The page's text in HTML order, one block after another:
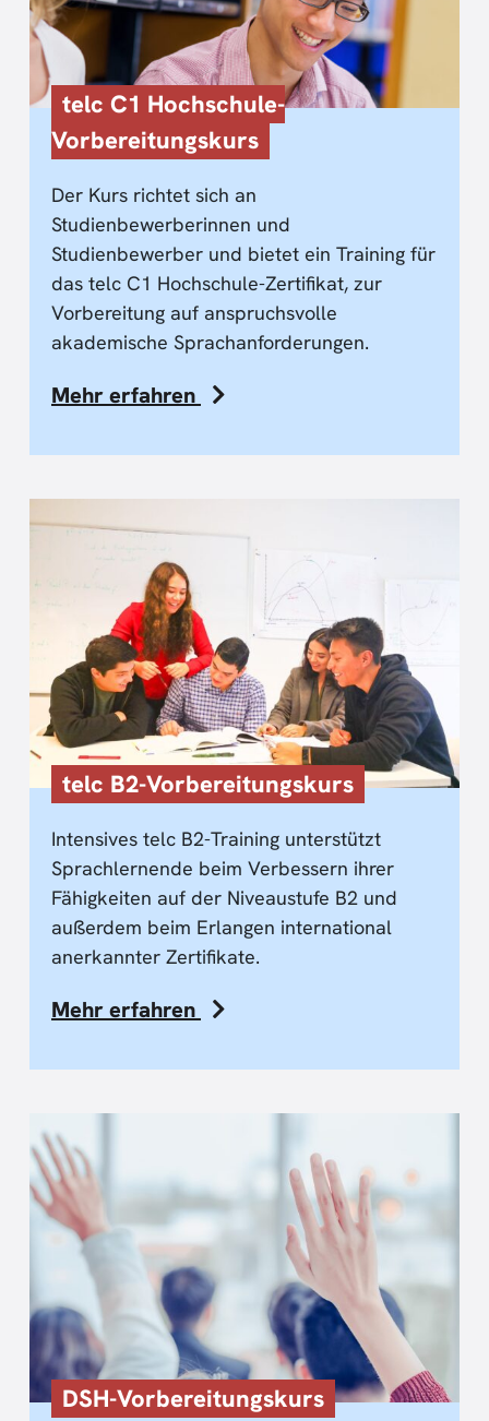
telc C1 Hochschule-
Vorbereitungskurs
Der Kurs richtet sich an
Studienbewerberinnen und
Studienbewerber und bietet ein Training für
das telc C1 Hochschule-Zertifikat, zur
Vorbereitung auf anspruchsvolle
akademische Sprachanforderungen.
Mehr erfahren
telc B2-Vorbereitungskurs
Intensives telc B2-Training unterstützt
Sprachlernende beim Verbessern ihrer
Fähigkeiten auf der Niveaustufe B2 und
außerdem beim Erlangen international
anerkannter Zertifikate.
Mehr erfahren
DSH-Vorbereitungskurs